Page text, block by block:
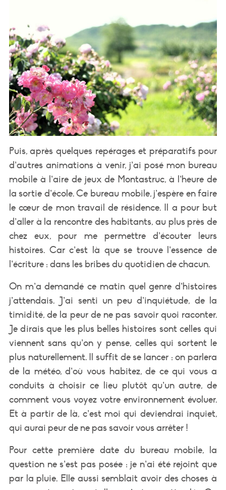
Puis, après quelques repérages et préparatifs pour
d’autres animations à venir, j’ai posé mon bureau
mobile à l’aire de jeux de Montastruc, à l’heure de
la sortie d’école. Ce bureau mobile, j’espère en faire
le cœur de mon travail de résidence. Il a pour but
d’aller à la rencontre des habitants, au plus près de
chez eux, pour me permettre d’écouter leurs
histoires. Car c’est là que se trouve l’essence de
l’écriture : dans les bribes du quotidien de chacun.
On m’a demandé ce matin quel genre d’histoires
j’attendais. J’ai senti un peu d’inquiétude, de la
timidité, de la peur de ne pas savoir quoi raconter.
Je dirais que les plus belles histoires sont celles qui
viennent sans qu’on y pense, celles qui sortent le
plus naturellement. Il suffit de se lancer : on parlera
de la météo, d’où vous habitez, de ce qui vous a
conduits à choisir ce lieu plutôt qu’un autre, de
comment vous voyez votre environnement évoluer.
Et à partir de là, c’est moi qui deviendrai inquiet,
qui aurai peur de ne pas savoir vous arrêter !
Pour cette première date du bureau mobile, la
question ne s’est pas posée : je n’ai été rejoint que
par la pluie. Elle aussi semblait avoir des choses à